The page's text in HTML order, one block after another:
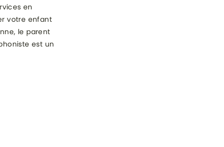
en
votre enfant
le parent
est un